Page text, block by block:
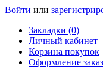
Войти или
Закладки (0)
Личный кабинет
Корзина покупок
Оформление